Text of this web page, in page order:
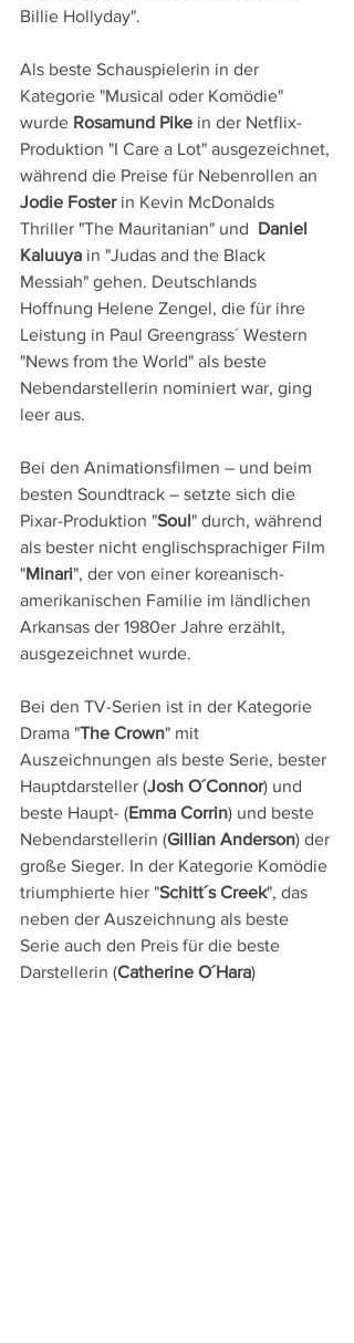
Billie Hollyday".
Als beste Schauspielerin in der
Kategorie "Musical oder Komödie"
wurde Rosamund Pike in der Netflix-
Produktion "I Care a Lot" ausgezeichnet,
während die Preise für Nebenrollen an
Jodie Foster in Kevin McDonalds
Thriller "The Mauritanian" und Daniel
Kaluuya in "Judas and the Black
Messiah" gehen. Deutschlands
Hoffnung Helene Zengel, die für ihre
Leistung in Paul Greengrass´ Western
"News from the World" als beste
Nebendarstellerin nominiert war, ging
leer aus.
Bei den Animationsfilmen – und beim
besten Soundtrack – setzte sich die
Pixar-Produktion "Soul" durch, während
als bester nicht englischsprachiger Film
"Minari", der von einer koreanisch-
amerikanischen Familie im ländlichen
Arkansas der 1980er Jahre erzählt,
ausgezeichnet wurde.
Bei den TV-Serien ist in der Kategorie
Drama "The Crown" mit
Auszeichnungen als beste Serie, bester
Hauptdarsteller (Josh O´Connor) und
beste Haupt- (Emma Corrin) und beste
Nebendarstellerin (Gillian Anderson) der
große Sieger. In der Kategorie Komödie
triumphierte hier "Schitt´s Creek", das
neben der Auszeichnung als beste
Serie auch den Preis für die beste
Darstellerin (Catherine O´Hara)